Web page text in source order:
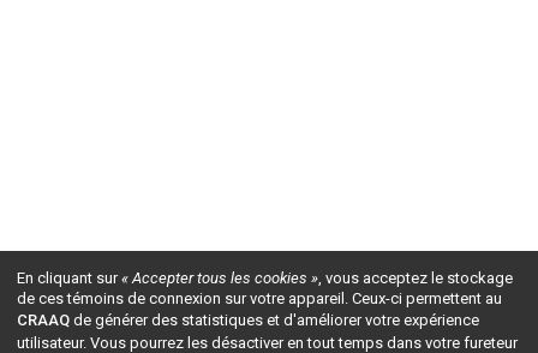
En cliquant sur« Accepter tous les cookies », vous acceptez le stockage
de ces témoins de connexion sur votre appareil. Ceux-ci permettent au
CRAAQ de générer des statistiques et d'améliorer votre expérience
utilisateur. Vous pourrez les désactiver en tout temps dans votre fureteur